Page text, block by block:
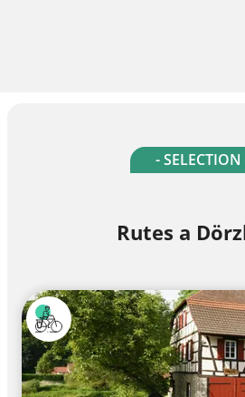
- SELECTION
Rutes a